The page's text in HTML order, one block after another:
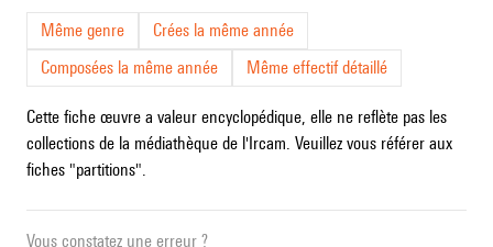
Même genre
Crées la même année
Composées la même année
Même effectif détaillé
Cette fiche œuvre a valeur encyclopédique, elle ne reflète pas les
collections de la médiathèque de l'Ircam. Veuillez vous référer aux
fiches "partitions".
Vous constatez une erreur ?